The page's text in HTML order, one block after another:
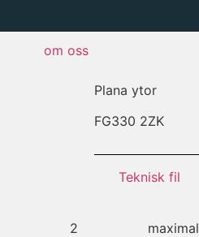
om oss
Plana ytor
FG330 2ZK
Teknisk fil
2
maximal